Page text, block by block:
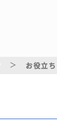
お役立